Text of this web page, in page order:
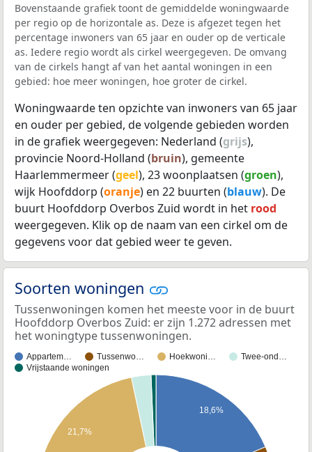
Bovenstaande grafiek toont de gemiddelde woningwaarde
per regio op de horizontale as. Deze is afgezet tegen het
percentage inwoners van 65 jaar en ouder op de verticale
as. Iedere regio wordt als cirkel weergegeven. De omvang
van de cirkels hangt af van het aantal woningen in een
gebied: hoe meer woningen, hoe groter de cirkel.
Woningwaarde ten opzichte van inwoners van 65 jaar
en ouder per gebied, de volgende gebieden worden
in de grafiek weergegeven: Nederland (grijs),
provincie Noord-Holland (bruin), gemeente
Haarlemmermeer (geel), 23 woonplaatsen (groen),
wijk Hoofddorp (oranje) en 22 buurten (blauw). De
buurt Hoofddorp Overbos Zuid wordt in het rood
weergegeven. Klik op de naam van een cirkel om de
gegevens voor dat gebied weer te geven.
Soorten woningen
Tussenwoningen komen het meeste voor in de buurt
Hoofddorp Overbos Zuid: er zijn 1.272 adressen met
het woningtype tussenwoningen.
Appartem… Tussenwo… Hoekwoni…
Twee-ond…
Vrijstaande woningen
18,6%
21,7%